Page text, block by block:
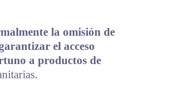
la omisión de
el acceso
a productos de